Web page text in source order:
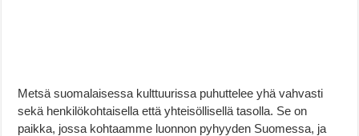
Metsä suomalaisessa kulttuurissa puhuttelee yhä vahvasti
sekä henkilökohtaisella että yhteisöllisellä tasolla. Se on
paikka, jossa kohtaamme luonnon pyhyyden Suomessa, ja